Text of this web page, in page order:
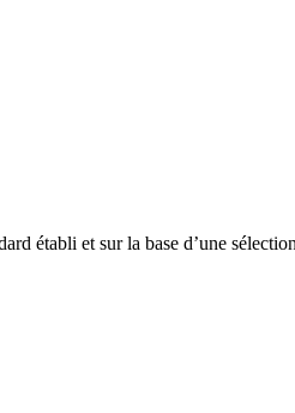
établi et sur la base d’une